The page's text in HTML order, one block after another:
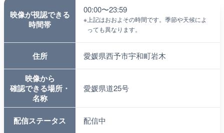
映像が視認できる
時間帯
00:00〜23:59
※ 上記はおおよその時間です。季節や天候によ
っても異なります。
住所 愛媛県西予市宇和町岩木
映像から
確認できる場所・
名称
愛媛県道25号
配信ステータス 配信中